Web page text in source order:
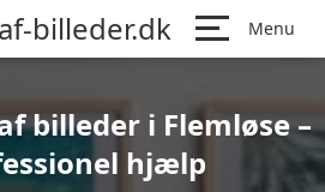
billeder.dk Menu
billeder i Flemløse –
hjælp